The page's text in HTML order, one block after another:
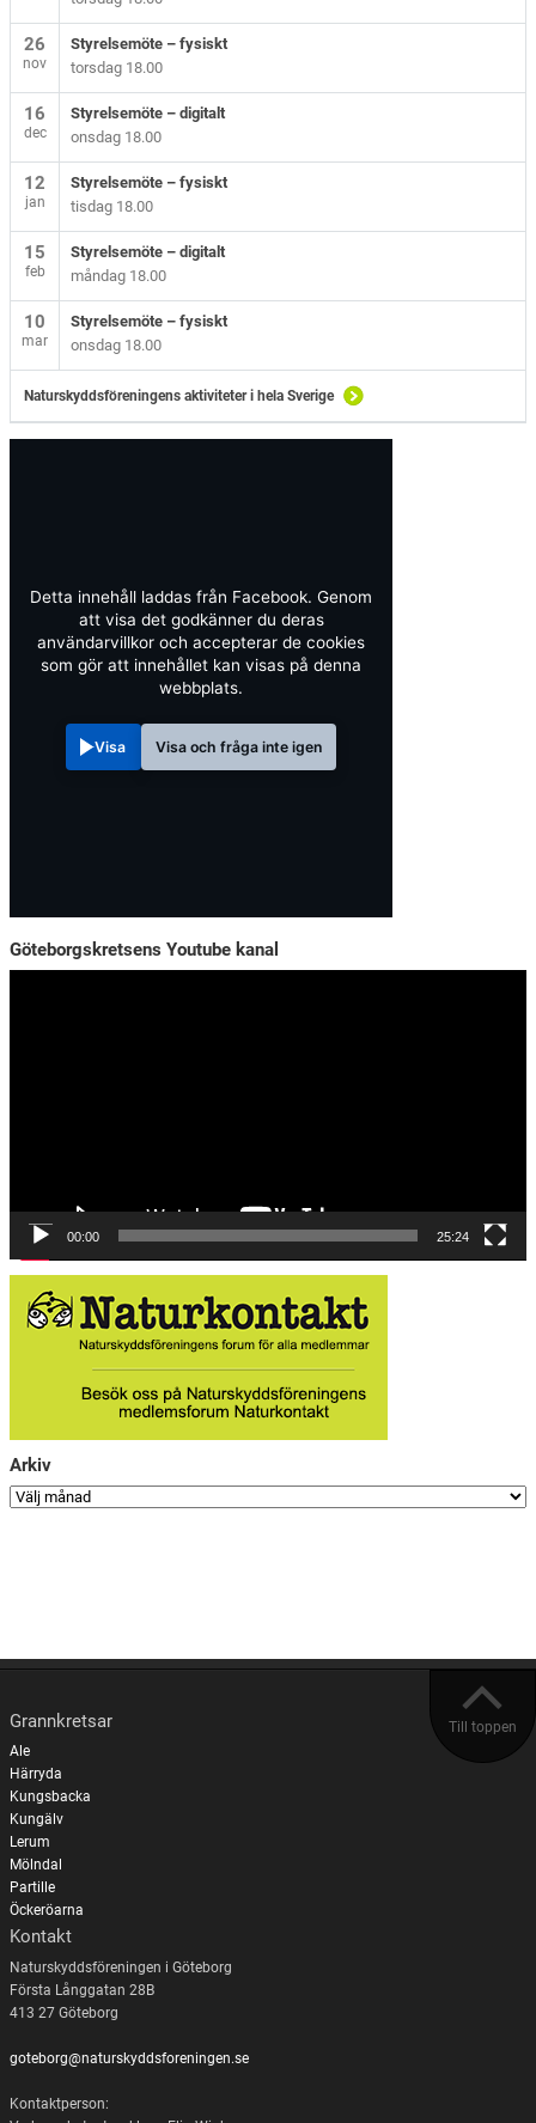
26
nov
Styrelsemöte – fysiskt
torsdag 18.00
16
dec
Styrelsemöte – digitalt
onsdag 18.00
12
jan
Styrelsemöte – fysiskt
tisdag 18.00
15
feb
Styrelsemöte – digitalt
måndag 18.00
10
mar
Styrelsemöte – fysiskt
onsdag 18.00
Naturskyddsföreningens aktiviteter i hela Sverige
Detta innehåll laddas från Facebook. Genom
att visa det godkänner du deras
användarvillkor och accepterar de cookies
som gör att innehållet kan visas på denna
webbplats.
Visa Visa och fråga inte igen
Göteborgskretsens Youtube kanal
00:00 25:24
Arkiv
Till toppen
Grannkretsar
Ale
Härryda
Kungsbacka
Kungälv
Lerum
Mölndal
Partille
Öckeröarna
Kontakt
Naturskyddsföreningen i Göteborg
Första Långgatan 28B
413 27 Göteborg
goteborg@naturskyddsforeningen.se
Kontaktperson: